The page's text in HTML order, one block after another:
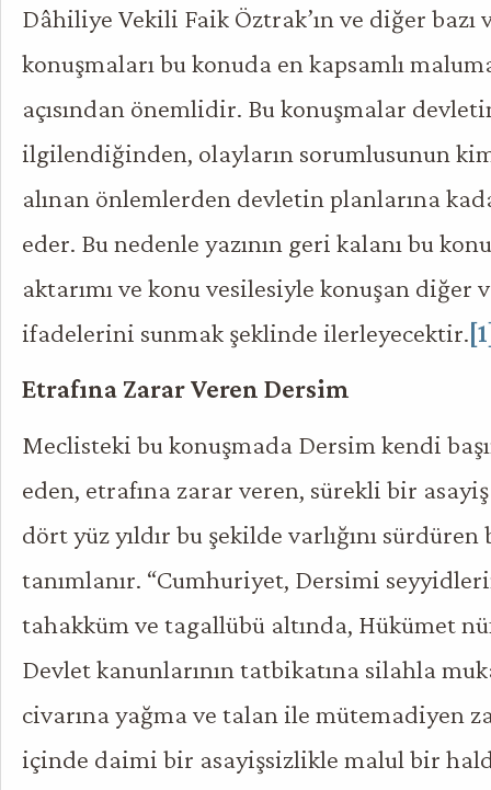
Dâhiliye Vekili Faik Öztrak’ın ve diğer
konuşmaları bu konuda en kapsamlı
açısından önemlidir. Bu konuşmalar
ilgilendiğinden, olayların sorumlusunun
alınan önlemlerden devletin planlarına
eder. Bu nedenle yazının geri kalanı bu
aktarımı ve konu vesilesiyle konuşan diğer
ifadelerini sunmak şeklinde ilerleyecektir.
Etrafına Zarar Veren Dersim
Meclisteki bu konuşmada Dersim kendi
eden, etrafına zarar veren, sürekli bir
dört yüz yıldır bu şekilde varlığını
tanımlanır. “Cumhuriyet, Dersimi
tahakküm ve tagallübü altında, Hükümet
Devlet kanunlarının tatbikatına silahla
civarına yağma ve talan ile mütemadiyen
içinde daimi bir asayişsizlikle malul bir